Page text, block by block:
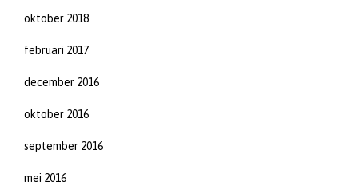
oktober 2018
februari 2017
december 2016
oktober 2016
september 2016
mei 2016